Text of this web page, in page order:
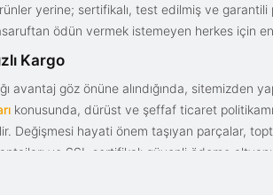
yerine; sertifikalı, test edilmiş ve
ödün vermek istemeyen herkes için
Kargo
göz önüne alındığında, sitemizden
konusunda, dürüst ve şeffaf ticaret
Değişmesi hayati önem taşıyan parçalar,
ve SSL sertifikalı güvenli ödeme
uygun fiyat avantajıyla parça kalitesini